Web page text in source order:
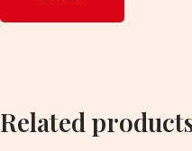
Related